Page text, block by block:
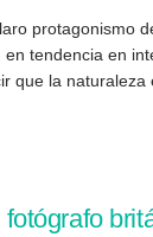
protagonismo
tendencia en
que la naturaleza